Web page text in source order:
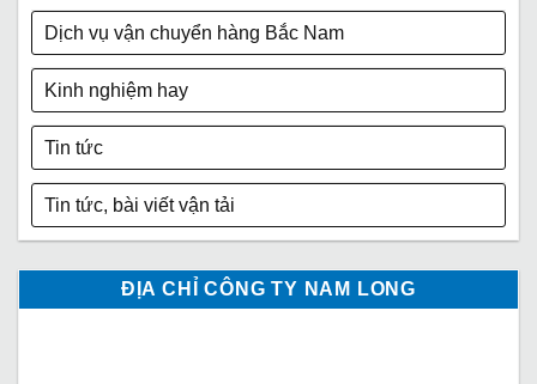
Dịch vụ vận chuyển hàng Bắc Nam
Kinh nghiệm hay
Tin tức
Tin tức, bài viết vận tải
ĐỊA CHỈ CÔNG TY NAM LONG